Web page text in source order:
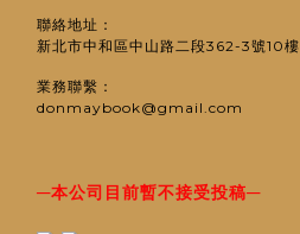
聯絡地址：
新北市中和區中山路二段362-3號10樓
業務聯繫：
donmaybook@gmail.com
─本公司目前暫不接受投稿─